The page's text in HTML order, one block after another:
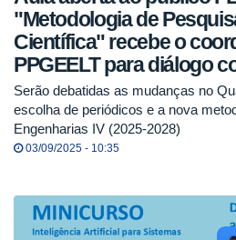
"Metodologia de
Científica" recebe o
PPGEELT para diálogo
Serão debatidas as mudanças no
escolha de periódicos e a nova
Engenharias IV (2025-2028)
03/09/2025 - 10:35